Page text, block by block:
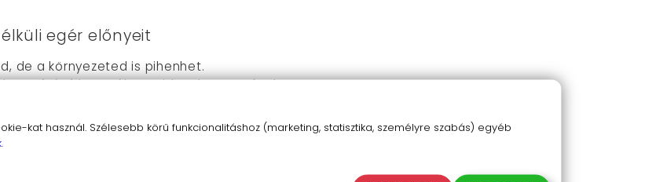
egér előnyeit
de a környezeted is pihenhet.
hosszútávú használatot ritka elemcserével.
: Nem kell aggódnod a késleltetés miatt.
play, nincs szükség bonyolult beállításokra.
kat használ. Szélesebb körű funkcionalitáshoz (marketing, statisztika, személyre szabás) egyéb